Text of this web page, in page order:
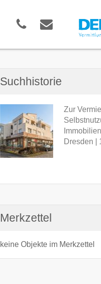
Suchhistorie
Zur
Dresden |
Merkzettel
keine Objekte im Merkzettel